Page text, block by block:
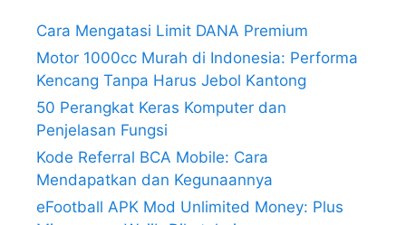
Cara Mengatasi Limit DANA Premium
Motor 1000cc Murah di Indonesia: Performa
Kencang Tanpa Harus Jebol Kantong
50 Perangkat Keras Komputer dan
Penjelasan Fungsi
Kode Referral BCA Mobile: Cara
Mendapatkan dan Kegunaannya
eFootball APK Mod Unlimited Money: Plus